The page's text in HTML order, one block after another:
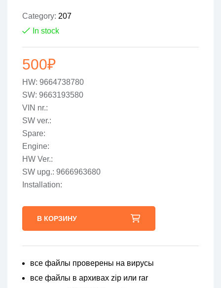
Category: 207
In stock
500₽
HW: 9664738780
SW: 9663193580
VIN nr.:
SW ver.:
Spare:
Engine:
HW Ver.:
SW upg.: 9666963680
Installation:
В КОРЗИНУ
все файлы проверены на вирусы
все файлы в архивах zip или rar